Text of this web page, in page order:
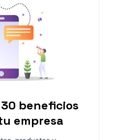
beneficios
empresa